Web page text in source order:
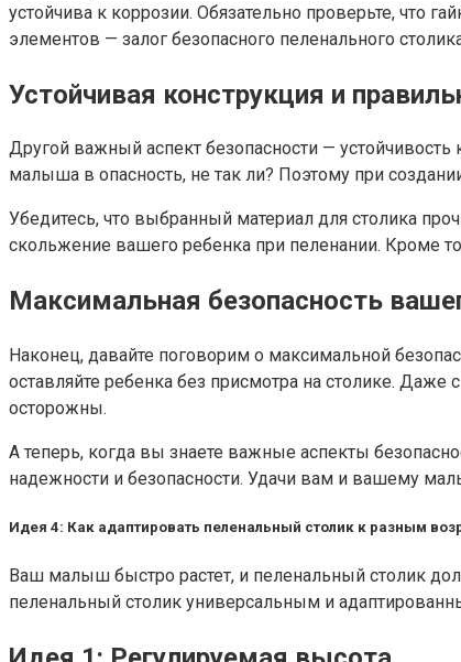
устойчива к коррозии. Обязательно проверьте, что
элементов — залог безопасного пеленального
Устойчивая конструкция и
Другой важный аспект безопасности —
малыша в опасность, не так ли? Поэтому при
Убедитесь, что выбранный материал для столика
скольжение вашего ребенка при пеленании. Кроме
Максимальная безопасность
Наконец, давайте поговорим о максимальной
оставляйте ребенка без присмотра на столике.
осторожны.
А теперь, когда вы знаете важные аспекты
надежности и безопасности. Удачи вам и вашему
Идея 4: Как адаптировать пеленальный столик к разным
Ваш малыш быстро растет, и пеленальный столик
пеленальный столик универсальным и